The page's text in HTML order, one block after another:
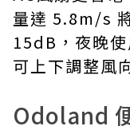
量達 5.8m/s
15dB，夜晚
可上下調整風
Odoland